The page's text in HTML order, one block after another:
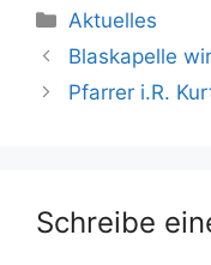
Kategorien
Aktuelles
Blaskapelle
Pfarrer i.R.
Schreibe